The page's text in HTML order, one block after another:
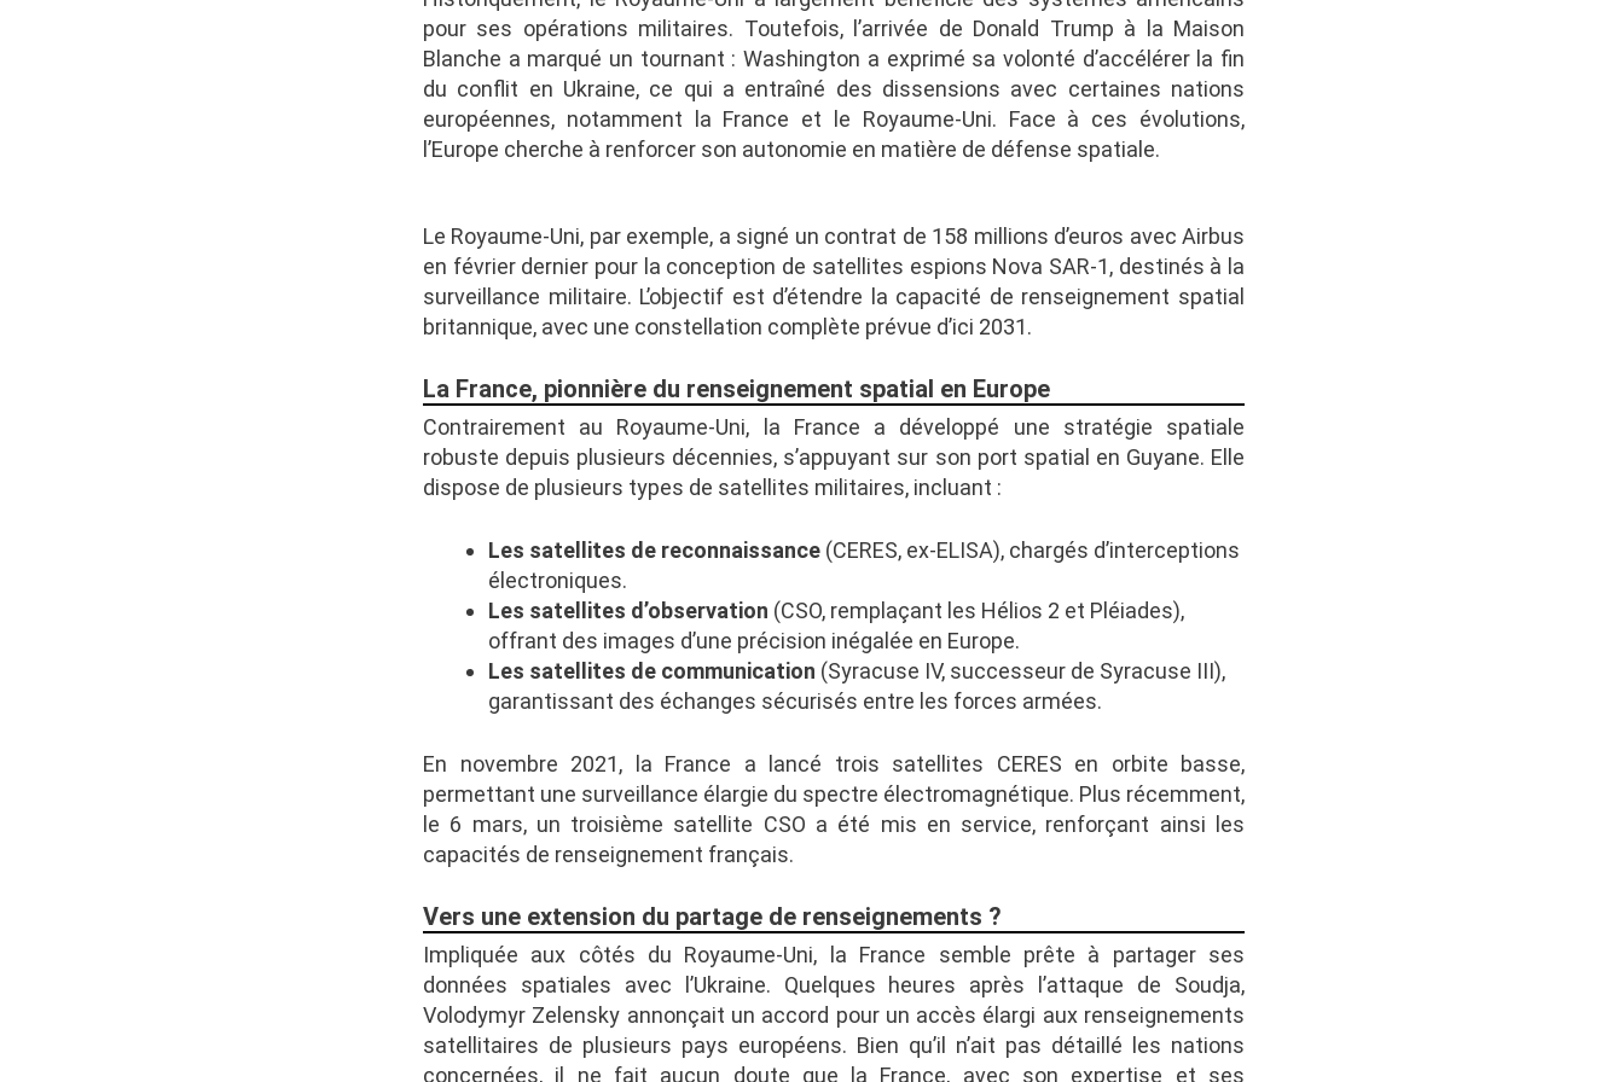
pour ses opérations militaires. Toutefois, l’arrivée de Donald Trump à la Maison
Blanche a marqué un tournant : Washington a exprimé sa volonté d’accélérer la fin
du conflit en Ukraine, ce qui a entraîné des dissensions avec certaines nations
européennes, notamment la France et le Royaume-Uni. Face à ces évolutions,
l’Europe cherche à renforcer son autonomie en matière de défense spatiale.
Le Royaume-Uni, par exemple, a signé un contrat de 158 millions d’euros avec Airbus
en février dernier pour la conception de satellites espions Nova SAR-1, destinés à la
surveillance militaire. L’objectif est d’étendre la capacité de renseignement spatial
britannique, avec une constellation complète prévue d’ici 2031.
La France, pionnière du renseignement spatial en Europe
Contrairement au Royaume-Uni, la France a développé une stratégie spatiale
robuste depuis plusieurs décennies, s’appuyant sur son port spatial en Guyane. Elle
dispose de plusieurs types de satellites militaires, incluant :
Les satellites de reconnaissance (CERES, ex-ELISA), chargés d’interceptions
électroniques.
Les satellites d’observation (CSO, remplaçant les Hélios 2 et Pléiades),
offrant des images d’une précision inégalée en Europe.
Les satellites de communication (Syracuse IV, successeur de Syracuse III),
garantissant des échanges sécurisés entre les forces armées.
En novembre 2021, la France a lancé trois satellites CERES en orbite basse,
permettant une surveillance élargie du spectre électromagnétique. Plus récemment,
le 6 mars, un troisième satellite CSO a été mis en service, renforçant ainsi les
capacités de renseignement français.
Vers une extension du partage de renseignements ?
Impliquée aux côtés du Royaume-Uni, la France semble prête à partager ses
données spatiales avec l’Ukraine. Quelques heures après l’attaque de Soudja,
Volodymyr Zelensky annonçait un accord pour un accès élargi aux renseignements
satellitaires de plusieurs pays européens. Bien qu’il n’ait pas détaillé les nations
concernées, il ne fait aucun doute que la France, avec son expertise et ses